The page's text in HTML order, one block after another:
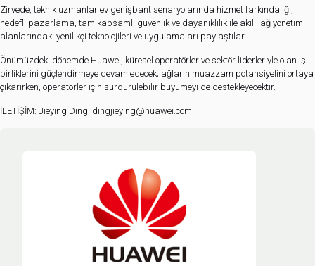
Zirvede, teknik uzmanlar ev genişbant senaryolarında hizmet farkındalığı,
hedefli pazarlama, tam kapsamlı güvenlik ve dayanıklılık ile akıllı ağ yönetimi
alanlarındaki yenilikçi teknolojileri ve uygulamaları paylaştılar.
Önümüzdeki dönemde Huawei, küresel operatörler ve sektör liderleriyle olan iş
birliklerini güçlendirmeye devam edecek; ağların muazzam potansiyelini ortaya
çıkarırken, operatörler için sürdürülebilir büyümeyi de destekleyecektir.
İLETİŞİM: Jieying Ding, dingjieying@huawei.com